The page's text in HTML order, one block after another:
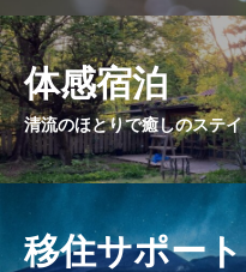
体感宿泊
清流のほとりで癒しのステイ
移住サポート